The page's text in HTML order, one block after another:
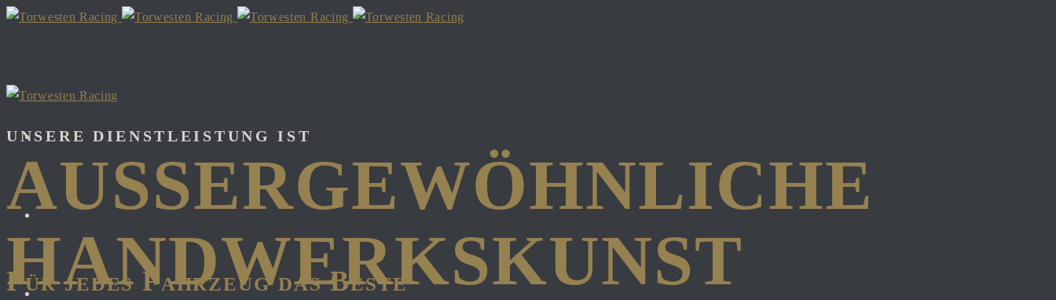
Form
Facebook
Instagram
UNSERE DIENSTLEISTUNG IST
AUSSERGEWÖHNLICHE H
ANDWERKSKUNST
Für jedes Fahrzeug das Beste